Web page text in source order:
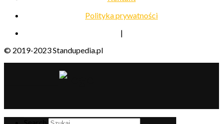
Polityka prywatności
|
© 2019-2023 Standupedia.pl